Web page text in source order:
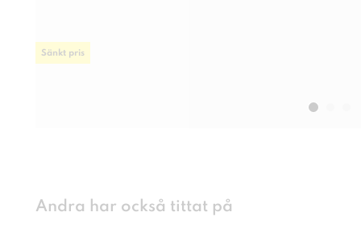
Sänkt pris
Andra har också tittat på